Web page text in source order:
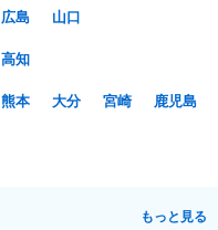
広島
山口
高知
熊本 大分 宮崎
鹿児島
もっと見る